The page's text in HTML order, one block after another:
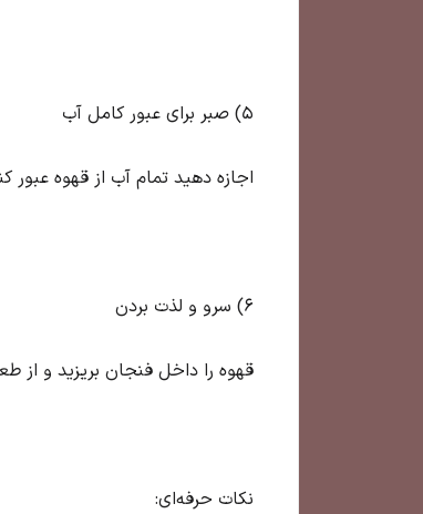
5) صبر برای عبور کامل آب
اجازه دهید تمام آب از قهوه عبور کند. زمان
6) سرو و لذت بردن
قهوه را داخل فنجان بریزید و
نکات حرفه‌ای: